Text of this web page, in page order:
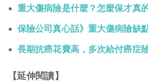
重大傷病險是什麼？怎麼保才真
保險公司真心話》重大傷病險缺
長期抗癌花費高，多次給付癌症
【延伸閱讀】